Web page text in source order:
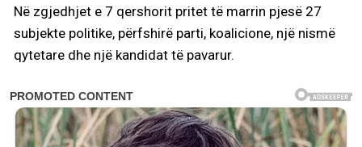
Në zgjedhjet e 7 qershorit pritet të marrin pjesë 27
subjekte politike, përfshirë parti, koalicione, një nismë
qytetare dhe një kandidat të pavarur.